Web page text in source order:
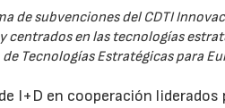
de subvenciones del CDTI
centrados en las tecnologías
de Tecnologías Estratégicas para
I+D en cooperación